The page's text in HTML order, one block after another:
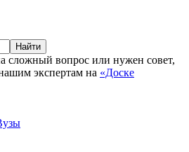
Найти
сложный вопрос или нужен совет,
экспертам на «Доске